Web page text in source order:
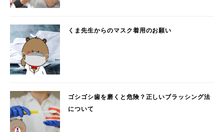
くま先生からのマスク着用のお願い
ゴシゴシ歯を磨くと危険？正しいブラッシング法
について